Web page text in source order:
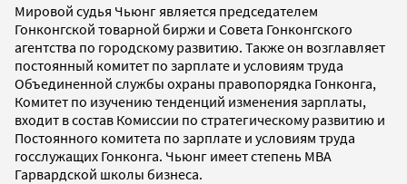
Мировой судья Чьюнг является председателем
Гонконгской товарной биржи и Совета Гонконгского
агентства по городскому развитию. Также он возглавляет
постоянный комитет по зарплате и условиям труда
Объединенной службы охраны правопорядка Гонконга,
Комитет по изучению тенденций изменения зарплаты,
входит в состав Комиссии по стратегическому развитию и
Постоянного комитета по зарплате и условиям труда
госслужащих Гонконга. Чьюнг имеет степень MBA
Гарвардской школы бизнеса.